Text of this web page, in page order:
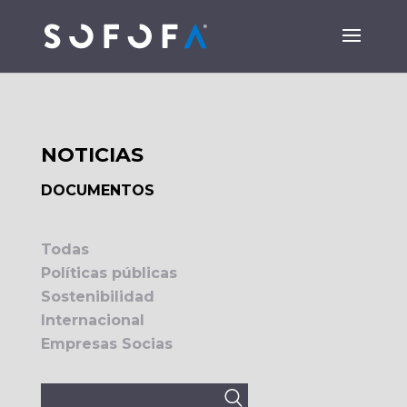
NOTICIAS
DOCUMENTOS
Todas
Políticas públicas
Sostenibilidad
Internacional
Empresas Socias